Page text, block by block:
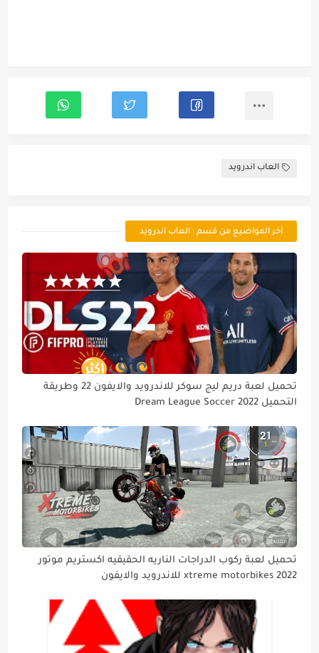
العاب اندرويد
أخر المواضيع من قسم : العاب اندرويد
تحميل لعبة دريم ليج سوكر للاندرويد والايفون 22 وطريقة
التحميل Dream League Soccer 2022
تحميل لعبة ركوب الدراجات الناريه الحقيقيه اكستريم موتور
xtreme motorbikes 2022 للاندرويد والايفون